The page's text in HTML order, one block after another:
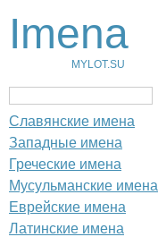
Imena
MYLOT.SU
Славянские имена
Западные имена
Греческие имена
Мусульманские имена
Еврейские имена
Латинские имена